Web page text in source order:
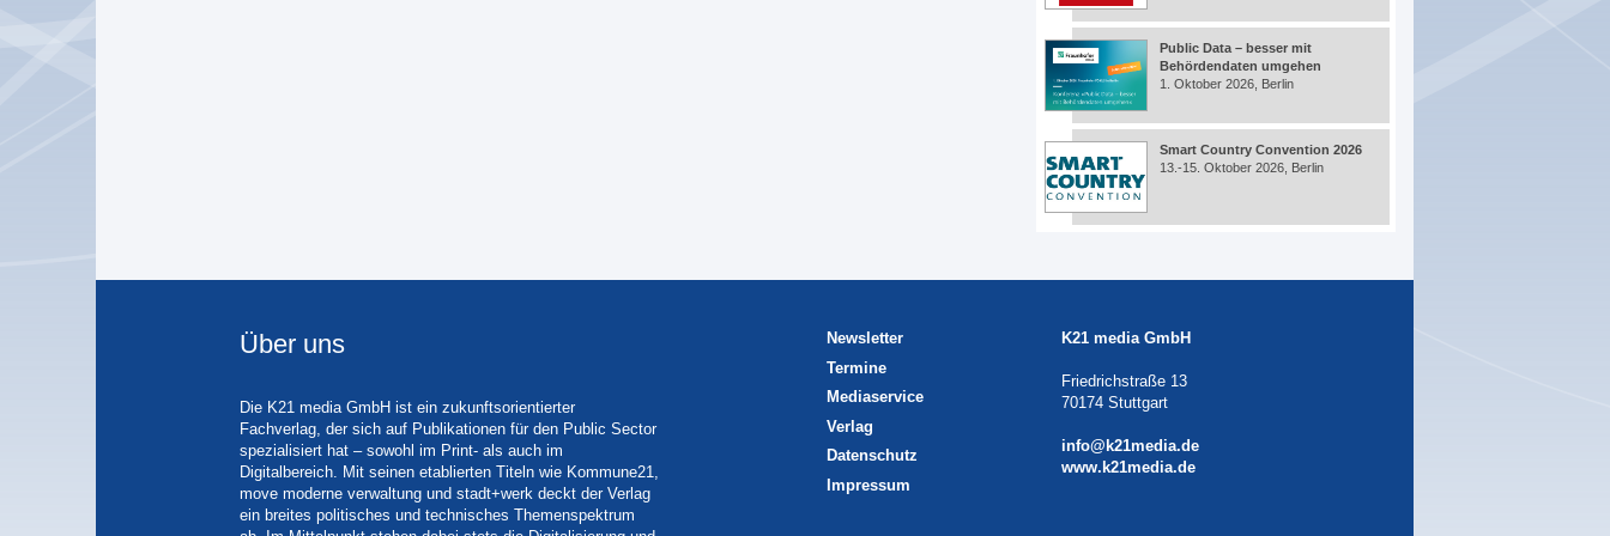
Public Data – besser mit
Behördendaten umgehen
1. Oktober 2026, Berlin
Smart Country Convention 2026
13.-15. Oktober 2026, Berlin
Über uns
Die K21 media GmbH ist ein zukunftsorientierter
Fachverlag, der sich auf Publikationen für den Public Sector
spezialisiert hat – sowohl im Print- als auch im
Digitalbereich. Mit seinen etablierten Titeln wie Kommune21,
move moderne verwaltung und stadt+werk deckt der Verlag
ein breites politisches und technisches Themenspektrum
Newsletter
Termine
Mediaservice
Verlag
Datenschutz
Impressum
K21 media GmbH
Friedrichstraße 13
70174 Stuttgart
info@k21media.de
www.k21media.de